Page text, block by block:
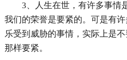
3、人生在世，有许多事情
我们的荣誉是要紧的。可是有
乐受到威胁的事情，实际上是
那样要紧。